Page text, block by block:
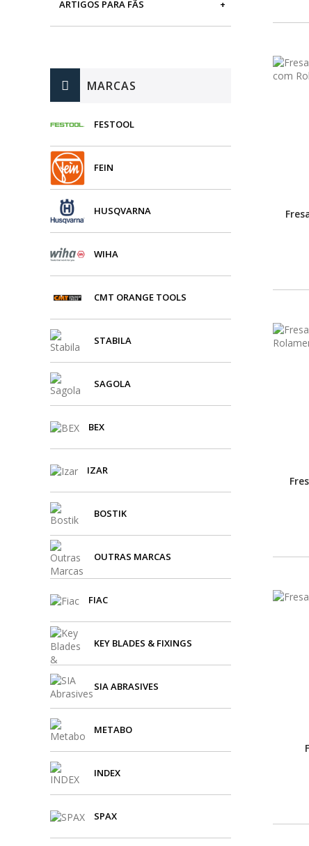
ARTIGOS PARA FÃS
MÁQUINAS DE BRINCAR
MARCAS
FESTOOL
FEIN
HUSQVARNA
WIHA
CMT ORANGE TOOLS
STABILA
SAGOLA
BEX
IZAR
BOSTIK
OUTRAS MARCAS
FIAC
KEY BLADES & FIXINGS
SIA ABRASIVES
METABO
INDEX
SPAX